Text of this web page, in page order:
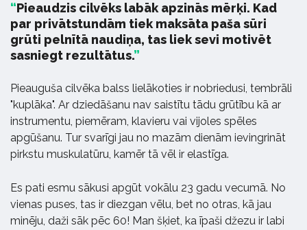
Pieaudzis cilvēks labāk apzinās mērķi. Kad
par privātstundām tiek maksāta paša sūri
grūti pelnītā naudiņa, tas liek sevi motivēt
sasniegt rezultātus.
Pieauguša cilvēka balss lielākoties ir nobriedusi, tembrāli
"kuplāka". Ar dziedāšanu nav saistītu tādu grūtību kā ar
instrumentu, piemēram, klavieru vai vijoles spēles
apgūšanu. Tur svarīgi jau no mazām dienām ievingrināt
pirkstu muskulatūru, kamēr tā vēl ir elastīga.
Es pati esmu sākusi apgūt vokālu 23 gadu vecumā. No
vienas puses, tas ir diezgan vēlu, bet no otras, kā jau
minēju, daži sāk pēc 60! Man šķiet, ka īpaši džezu ir labi